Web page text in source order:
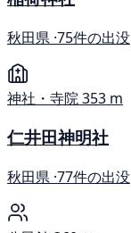
秋田県 ·75件の出没
神社・寺院353 m
仁井田神明社
秋田県 ·77件の出没